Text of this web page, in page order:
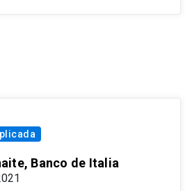
Banco de Italia